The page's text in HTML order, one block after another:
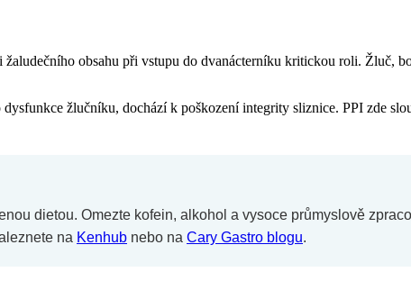
obsahu při vstupu do dvanácterníku kritickou roli. Žluč,
žlučníku, dochází k poškození integrity sliznice. PPI zde
dietou. Omezte kofein, alkohol a vysoce průmyslově
na Kenhub nebo na Cary Gastro blogu.